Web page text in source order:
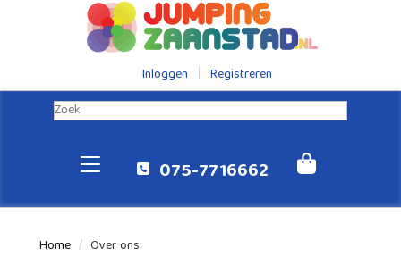
Inloggen Registreren
075-7716662
Home Over ons